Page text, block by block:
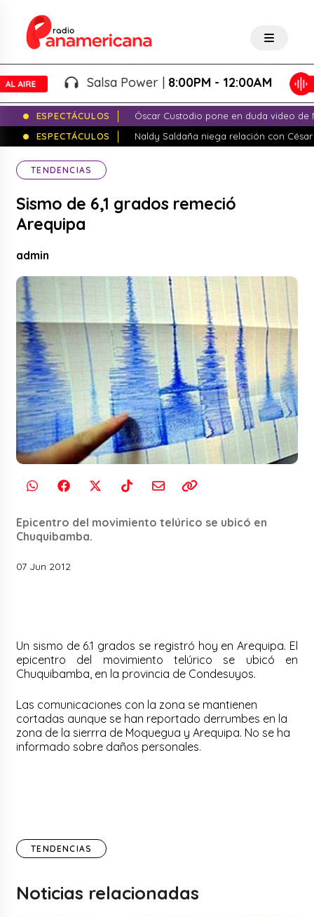
Salsa Power |8:00PM - 12:00AM
ESPECTÁCULOS
Óscar Custodio pone en duda video de
ESPECTÁCULOS
Naldy Saldaña niega relación con
TENDENCIAS
Sismo de 6,1 grados remeció
Arequipa
admin
Epicentro del movimiento telúrico se ubicó en
Chuquibamba.
07 Jun 2012
Un sismo de 6.1 grados se registró hoy en Arequipa. El
epicentro del movimiento telúrico se ubicó en
Chuquibamba, en la provincia de Condesuyos.
Las comunicaciones con la zona se mantienen
cortadas aunque se han reportado derrumbes en la
zona de la sierrra de Moquegua y Arequipa. No se ha
informado sobre daños personales.
TENDENCIAS
Noticias relacionadas